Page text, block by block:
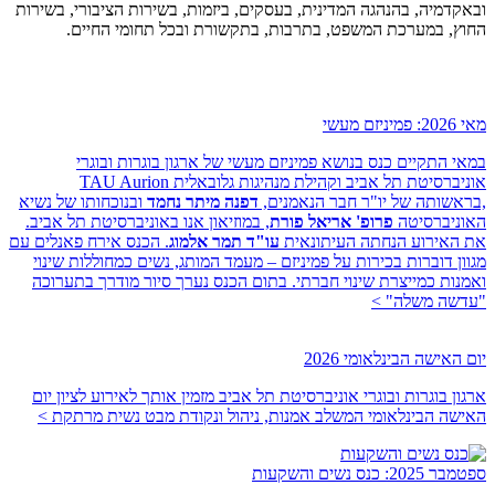
ובאקדמיה, בהנהגה המדינית, בעסקים, ביזמות, בשירות הציבורי, בשירות
החוץ, במערכת המשפט, בתרבות, בתקשורת ובכל תחומי החיים.
מאי 2026: פמיניזם מעשי
במאי התקיים כנס בנושא פמיניזם מעשי של ארגון בוגרות ובוגרי
אוניברסיטת תל אביב וקהילת מנהיגות גלובאלית TAU Aurion
,בראשותה של יו"ר חבר הנאמנים, דפנה מיתר נחמד ובנוכחותו של נשיא
האוניברסיטה פרופ' אריאל פורת, במוזיאון אנו באוניברסיטת תל אביב.
את האירוע הנחתה העיתונאית עו"ד תמר אלמוג. הכנס אירח פאנלים עם
מגוון דוברות בכירות על פמיניזם – מעמד המותג, נשים כמחוללות שינוי
ואמנות כמייצרת שינוי חברתי. בתום הכנס נערך סיור מודרך בתערוכה
"עדשה משלה" >
יום האישה הבינלאומי 2026
ארגון בוגרות ובוגרי אוניברסיטת תל אביב מזמין אותך לאירוע לציון יום
האישה הבינלאומי המשלב אמנות, ניהול ונקודת מבט נשית מרתקת >
ספטמבר 2025: כנס נשים והשקעות